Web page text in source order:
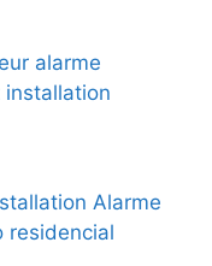
alarme
installation
Alarme
residencial